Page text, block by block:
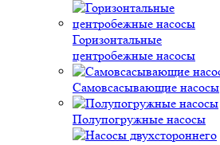
Горизонтальные
центробежные насосы
Самовсасывающие насосы
Полупогружные насосы